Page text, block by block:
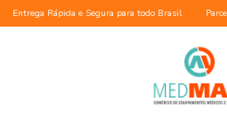
e Segura para todo Brasil Parcele suas